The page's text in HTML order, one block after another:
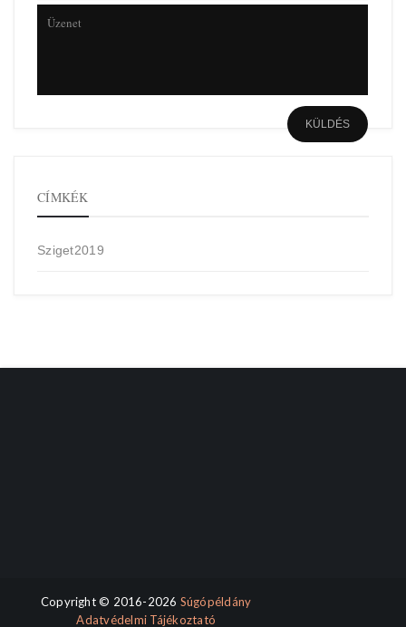
CÍMKÉK
Sziget2019
Copyright © 2016-2026 Súgópéldány
Adatvédelmi Tájékoztató